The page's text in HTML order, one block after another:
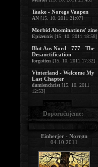
Taake - Noregs Vaapen
AN [15. 10. 2011 21:07]
Morbid Abominations' zine
Epizeuxis [15. 10. 2011 18:58]
Blut Aus Nord - 777 - The
Desanctification
forgotten [15. 10. 2011 17:32]
Vinterland - Welcome My
Last Chapter
damienchrist [15. 10. 2011
12:53]
Doporučujeme:
Einherjer - Norrøn
04.10.2011